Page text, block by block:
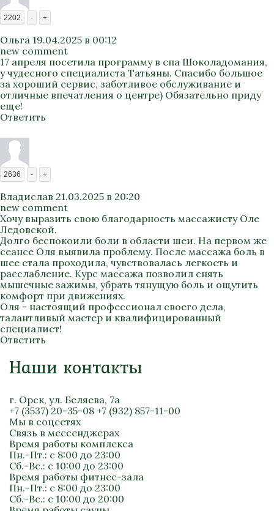
2202 - +
Ольга 19.04.2025 в 00:12
new comment
17 апреля посетила программу в спа Шоколадомания,
у чудесного специалиста Татьяны. Спасибо большое
за хороший сервис, заботливое обслуживание и
отличные впечатления о центре) Обязательно приду
еще!
Ответить
2636 - +
Владислав 21.03.2025 в 20:20
new comment
Хочу выразить свою благодарность массажисту Оле
Ледовской.
Долго беспокоили боли в области шеи. На первом же
сеансе Оля выявила проблему. После массажа боль в
шее стала проходила, чувствовалась легкость и
расслабление. Курс массажа позволил снять
мышечные зажимы, убрать тянущую боль и ощутить
комфорт при движениях.
Оля - настоящий профессионал своего дела,
талантливый мастер и квалифицированный
специалист!
Ответить
Наши контакты
г. Орск, ул. Беляева, 7а
+7 (3537) 20-35-08 +7 (932) 857-11-00
Мы в соцсетях
Связь в мессенджерах
Время работы комплекса
Пн.-Пт.: с 8:00 до 23:00
Сб.-Вс.: с 10:00 до 23:00
Время работы фитнес-зала
Пн.-Пт.: с 8:00 до 23:00
Сб.-Вс.: с 10:00 до 20:00